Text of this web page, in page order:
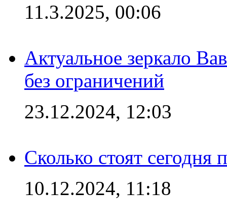
11.3.2025, 00:06
Актуальное зеркало
без ограничений
23.12.2024, 12:03
Сколько стоят сегодня
10.12.2024, 11:18